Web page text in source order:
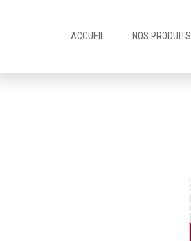
ACCUEIL NOS PRODUITS